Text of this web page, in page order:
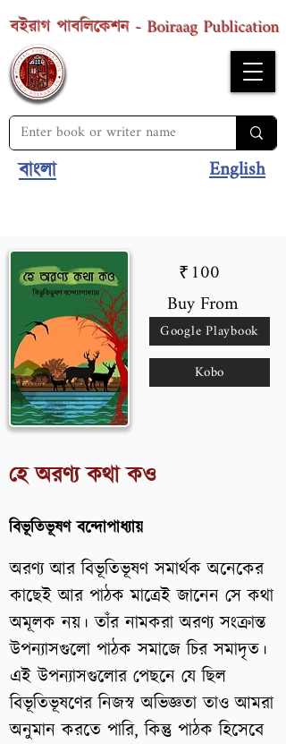
বইরাগ পাবলিকেশন - Boiraag Publication
বাংলা English
100
₹
Buy From
Google Playbook
Kobo
হে অরণ্য কথা কও
বিভূতিভূষণ বন্দোপাধ্যায়
অরণ্য আর বিভূতিভূষণ সমার্থক অনেকের
কাছেই আর পাঠক মাত্রেই জানেন সে কথা
অমূলক নয়। তাঁর নামকরা অরণ্য সংক্রান্ত
উপন্যাসগুলো পাঠক সমাজে চির সমাদৃত।
এই উপন্যাসগুলোর পেছনে যে ছিল
বিভূতিভূষণের নিজস্ব অভিজ্ঞতা তাও আমরা
অনুমান করতে পারি, কিন্তু পাঠক হিসেবে